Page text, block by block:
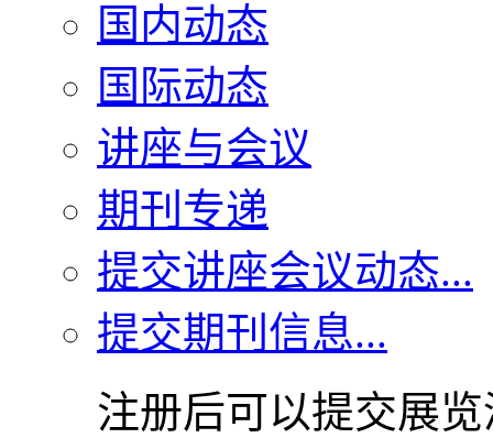
国内动态
国际动态
讲座与会议
期刊专递
提交讲座会议动态...
提交期刊信息...
注册后可以提交展